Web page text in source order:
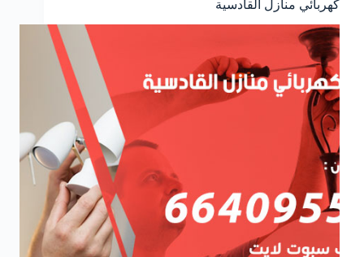
كهربائي منازل القادسية